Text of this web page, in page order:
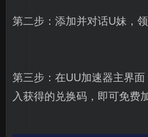
第二步：添加并对话U妹，
第三步：在UU加速器主界面
入获得的兑换码，即可免费